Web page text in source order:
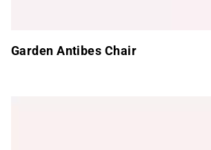
Garden Antibes Chair